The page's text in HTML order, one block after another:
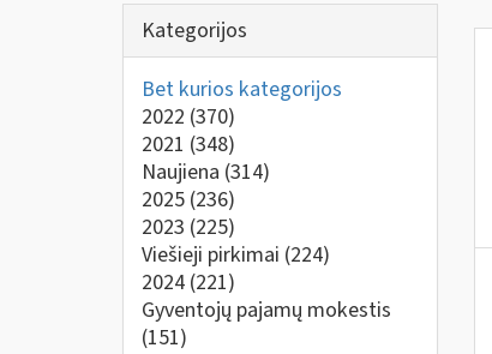
Kategorijos
Bet kurios kategorijos
2022 (370)
2021 (348)
Naujiena (314)
2025 (236)
2023 (225)
Viešieji pirkimai (224)
2024 (221)
Gyventojų pajamų mokestis
(151)